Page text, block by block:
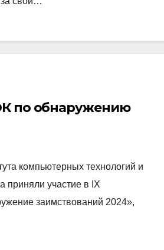
по обнаружению
компьютерных технологий и
приняли участие в IX
заимствований 2024»,